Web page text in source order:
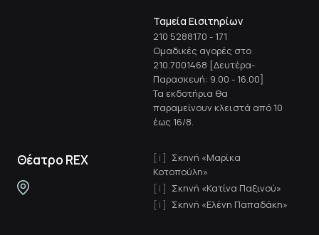
Ταμεία Εισιτηρίων
210 5288170 - 171
Ομαδικές αγορές στο
210.7001468 [Δευτέρα-
Παρασκευή: 9.00 - 16.00]
Τα εκδοτήρια θα
παραμείνουν κλειστά από 10
έως 16/8.
Θέατρο REX
Σκηνή «Μαρίκα
Κοτοπούλη»
Σκηνή «Κατίνα Παξινού»
Σκηνή «Ελένη Παπαδάκη»